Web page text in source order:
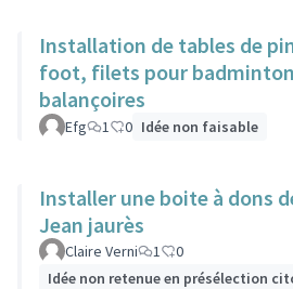
Installation de tables de
foot, filets pour
balançoires
Efg 1 0 Idée non faisable
Installer une boite à dons
Jean jaurès
Claire Verni 1
0
Idée non retenue en présélection